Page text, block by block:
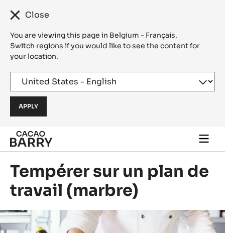
Close
You are viewing this page in Belgium - Français.
Switch regions if you would like to see the content for
your location.
Skip to main content
main
Tempérer sur un plan de
travail (marbre)